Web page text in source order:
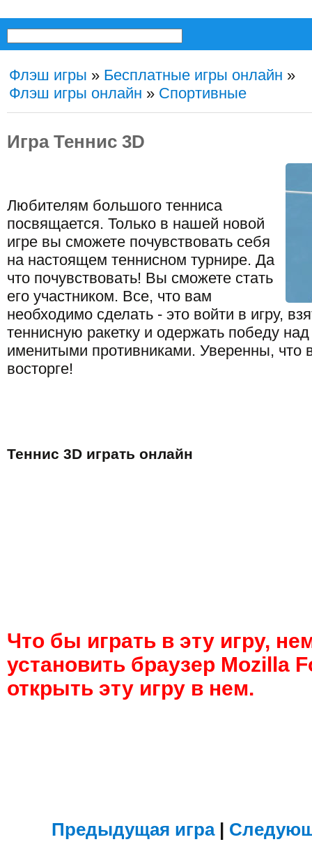
Флэш игры » Бесплатные игры онлайн »
Флэш игры онлайн » Спортивные
Игра Теннис 3D
Любителям большого тенниса
посвящается. Только в нашей новой
игре вы сможете почувствовать себя
на настоящем теннисном турнире. Да
что почувствовать! Вы сможете стать
его участником. Все, что вам
необходимо сделать - это войти в игру,
теннисную ракетку и одержать победу
именитыми противниками. Уверенны, что
восторге!
Теннис 3D играть онлайн
Что бы играть в эту игру,
установить браузер Mozilla
открыть эту игру в нем.
Предыдущая игра|